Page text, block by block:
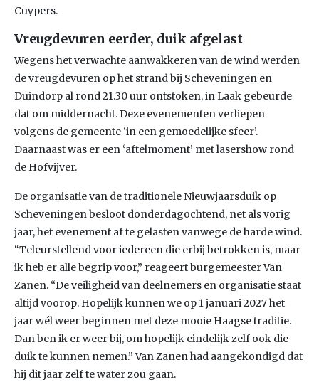
Cuypers.
Vreugdevuren eerder, duik afgelast
Wegens het verwachte aanwakkeren van de wind werden
de vreugdevuren op het strand bij Scheveningen en
Duindorp al rond 21.30 uur ontstoken, in Laak gebeurde
dat om middernacht. Deze evenementen verliepen
volgens de gemeente ‘in een gemoedelijke sfeer’.
Daarnaast was er een ‘aftelmoment’ met lasershow rond
de Hofvijver.
De organisatie van de traditionele Nieuwjaarsduik op
Scheveningen besloot donderdagochtend, net als vorig
jaar, het evenement af te gelasten vanwege de harde wind.
“Teleurstellend voor iedereen die erbij betrokken is, maar
ik heb er alle begrip voor,” reageert burgemeester Van
Zanen. “De veiligheid van deelnemers en organisatie staat
altijd voorop. Hopelijk kunnen we op 1 januari 2027 het
jaar wél weer beginnen met deze mooie Haagse traditie.
Dan ben ik er weer bij, om hopelijk eindelijk zelf ook die
duik te kunnen nemen.” Van Zanen had aangekondigd dat
hij dit jaar zelf te water zou gaan.